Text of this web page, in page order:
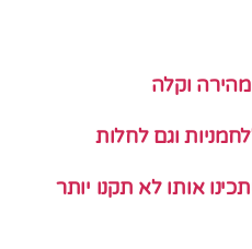
וקלה
וגם לחלות
אותו לא תקנו יותר